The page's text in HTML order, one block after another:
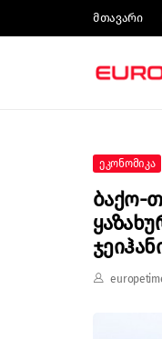
Მთავარი
Ეკონომიკა
Ბაქო-